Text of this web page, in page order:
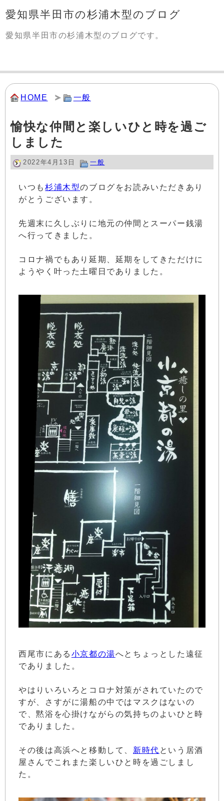
愛知県半田市の杉浦木型のブログ
愛知県半田市の杉浦木型のブログです。
HOME 一般
愉快な仲間と楽しいひと時を過ご
しました
2022年4月13日 一般
いつも杉浦木型のブログをお読みいただきあり
がとうございます。
先週末に久しぶりに地元の仲間とスーパー銭湯
へ行ってきました。
コロナ禍でもあり延期、延期をしてきただけに
ようやく叶った土曜日でありました。
西尾市にある 小京都の湯へとちょっとした遠征
でありました。
やはりいろいろとコロナ対策がされていたので
すが、さすがに湯船の中ではマスクはないの
で、黙浴を心掛けながらの気持ちのよいひと時
でありました。
その後は高浜へと移動して、 新時代 という居酒
屋さんでこれまた楽しいひと時を過ごしまし
た。